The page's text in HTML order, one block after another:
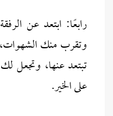
رابعًا: ابتعد عن
وتقرب منك
تبتعد عنها، وتجعل
على الخير.